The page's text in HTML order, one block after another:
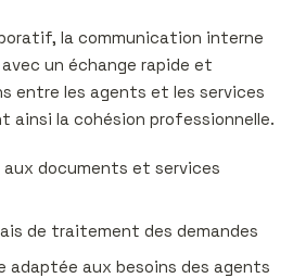
la communication interne
un échange rapide et
entre les agents et les services
ainsi la cohésion professionnelle.
documents et services
de traitement des demandes
aux besoins des agents